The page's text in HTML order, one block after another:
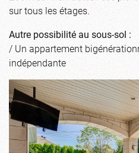
sur tous les étages.
Autre possibilité au sous-sol :
/ Un appartement
indépendante